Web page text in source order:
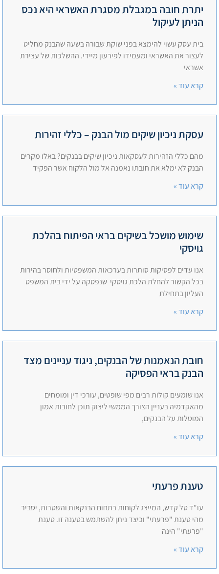
יתרת חובה במגבלת מסגרת האשראי היא נכס
הניתן לעיקול
בית עסק עשוי להימצא בפני שוקת שבורה בשעה שהבנק מחליט
לעצור את האשראי ומעמידו לפירעון מיידי. ההשלכות של עצירת
אשראי
קרא עוד »
עסקת ניכיון שיקים מול הבנק – כללי זהירות
מהם כללי הזהירות לעסקאות ניכיון שיקים בבנקים? באלו מקרים
הבנק לא ימלא את חובתו נאמנה אל מול הלקוח אשר הפקיד
קרא עוד »
שימוש מושכל בשיקים בראי הפיתוח בהלכת
גויסקי
אנו עדים לפסיקות סותרות בערכאות המשפטיות ולחוסר בהירות
בכל הקשור להחלת הלכת גויסקי שנפסקה על ידי בית המשפט
העליון בתחילת
קרא עוד »
חובת הנאמנות של הבנקים, ניגוד עניינים מצד
הבנק בראי הפסיקה
אנו שומעים קולות רבים מפי שופטים, עורכי דין ומומחים
מהאקדמיה בעניין הצורך הממשי ליצוק תוכן לחובות אמון
המוטלות על הבנקים,
קרא עוד »
טענת פרעתי
עו"ד טל קדש, המייצג לקוחות בתחום הבנקאות והשטרות, יסביר
מהי טענת "פרעתי" וכיצד ניתן להשתמש בטענה זו. טענת
"פרעתי" הינה
קרא עוד »